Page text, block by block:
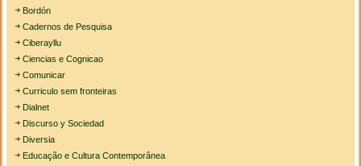
Bordón
Cadernos de Pesquisa
Ciberayllu
Ciencias e Cognicao
Comunicar
Curriculo sem fronteiras
Dialnet
Discurso y Sociedad
Diversia
Educação e Cultura Contemporânea